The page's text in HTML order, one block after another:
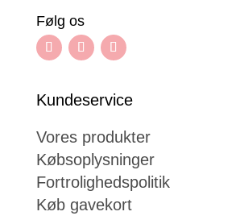
Følg os
Kundeservice
Vores produkter
Købsoplysninger
Fortrolighedspolitik
Køb gavekort